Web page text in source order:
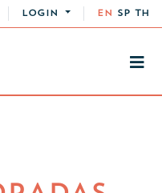
LOGIN EN SP TH